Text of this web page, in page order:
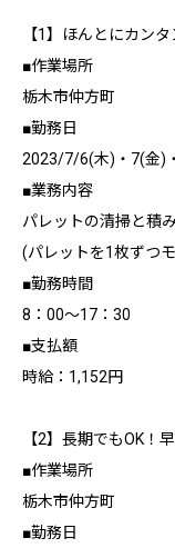
【1】ほんとにカン
■作業場所
栃木市仲方町
■勤務日
2023/7/6(木)・7(金)
■業務内容
パレットの清掃と積
(パレットを1枚ずつ
■勤務時間
8：00～17：30
■支払額
時給：1,152円
【2】長期でもOK！
■作業場所
栃木市仲方町
■勤務日